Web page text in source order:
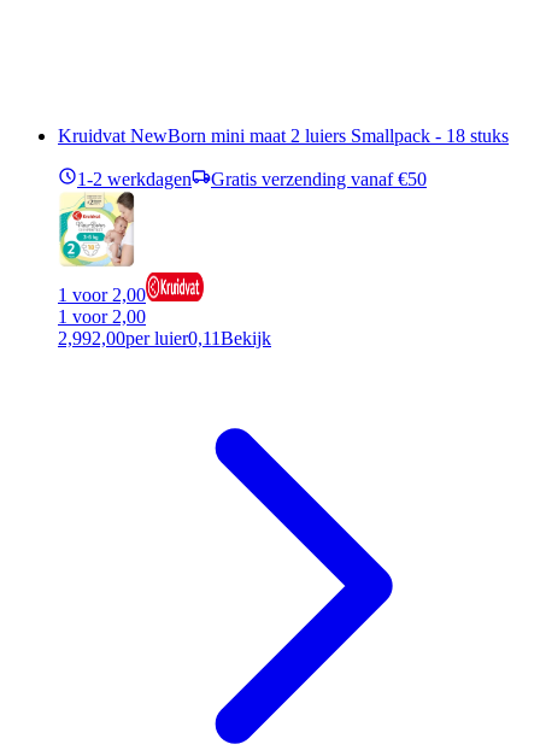
Kruidvat NewBorn mini maat 2 luiers Smallpack - 18 stuks
1-2 werkdagen Gratis verzending vanaf €50
1 voor 2,00
1 voor 2,00
2,992,00per luier0,11Bekijk